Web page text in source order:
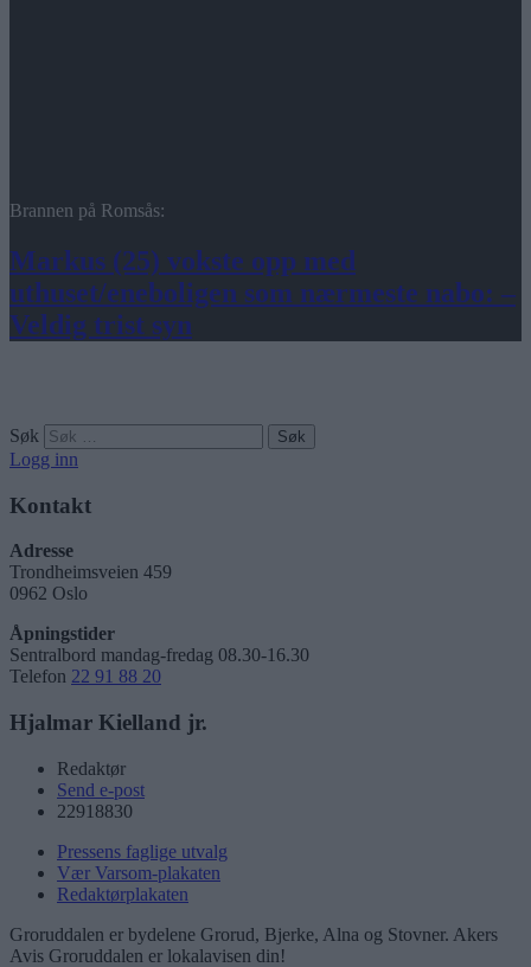
Brannen på Romsås:
Markus (25) vokste opp med
uthuset/eneboligen som nærmeste nabo: –
Veldig trist syn
Søk
Logg inn
Kontakt
Adresse
Trondheimsveien 459
0962 Oslo
Åpningstider
Sentralbord mandag-fredag 08.30-16.30
Telefon 22 91 88 20
Hjalmar Kielland jr.
Redaktør
Send e-post
22918830
Pressens faglige utvalg
Vær Varsom-plakaten
Redaktørplakaten
Groruddalen er bydelene Grorud, Bjerke, Alna og Stovner. Akers
Avis Groruddalen er lokalavisen din!